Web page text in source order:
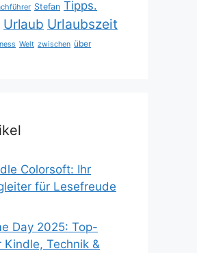
Stefan Tipps.
Urlaub Urlaubszeit
Welt zwischen über
Colorsoft: Ihr
für Lesefreude
Day 2025: Top-
Technik &